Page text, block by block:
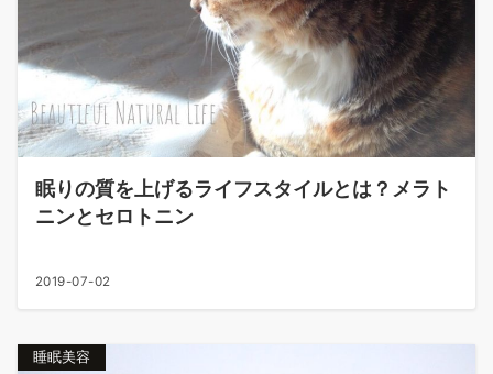
眠りの質を上げるライフスタイルとは？メラト
ニンとセロトニン
2019-07-02
睡眠美容